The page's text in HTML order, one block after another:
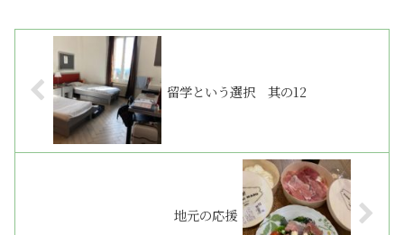
留学という選択 其の12
地元の応援